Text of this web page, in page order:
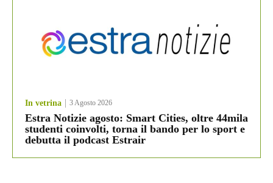
In vetrina 3 Agosto 2026
Estra Notizie agosto: Smart Cities, oltre 44mila
studenti coinvolti, torna il bando per lo sport e
debutta il podcast Estrair